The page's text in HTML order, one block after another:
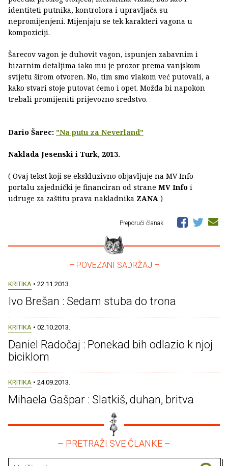
identiteti putnika, kontrolora i upravljača su
nepromijenjeni. Mijenjaju se tek karakteri vagona u
kompoziciji.
Šarecov vagon je duhovit vagon, ispunjen zabavnim i
bizarnim detaljima iako mu je prozor prema vanjskom
svijetu širom otvoren. No, tim smo vlakom već putovali, a
kako stvari stoje putovat ćemo i opet. Možda bi napokon
trebali promijeniti prijevozno sredstvo.
Dario Šarec: "Na putu za Neverland"
Naklada Jesenski i Turk, 2013.
( Ovaj tekst koji se ekskluzivno objavljuje na MV Info
portalu zajednički je financiran od strane MV Info i
udruge za zaštitu prava nakladnika ZANA )
Preporuči članak
– POVEZANI SADRŽAJ –
KRITIKA • 22.11.2013.
Ivo Brešan : Sedam stuba do trona
KRITIKA • 02.10.2013.
Daniel Radočaj : Ponekad bih odlazio k njoj
biciklom
KRITIKA • 24.09.2013.
Mihaela Gašpar : Slatkiš, duhan, britva
– PRETRAŽI SVE ČLANKE –